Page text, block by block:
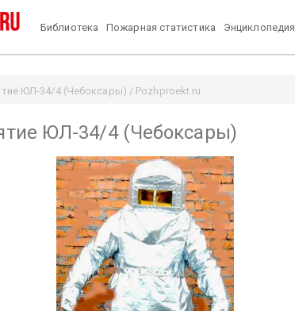
Библиотека Пожарная статистика Энциклопедия
ЮЛ-34/4 (Чебоксары) / Pozhproekt.ru
ЮЛ-34/4 (Чебоксары)